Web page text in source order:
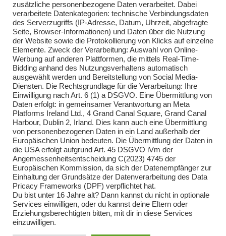
Impressum
Impressum
Kontakt
Kontakt
Brandsicherheitswache
Brandsicherheitswache
zusätzliche personenbezogene Daten verarbeitet. Dabei
verarbeitete Datenkategorien: technische Verbindungsdaten
des Serverzugriffs (IP-Adresse, Datum, Uhrzeit, abgefragte
Seite, Browser-Informationen) und Daten über die Nutzung
der Website sowie die Protokollierung von Klicks auf einzelne
Elemente. Zweck der Verarbeitung: Auswahl von Online-
Werbung auf anderen Plattformen, die mittels Real-Time-
Bidding anhand des Nutzungsverhaltens automatisch
ausgewählt werden und Bereitstellung von Social Media-
Diensten. Die Rechtsgrundlage für die Verarbeitung: Ihre
Einwilligung nach Art. 6 (1) a DSGVO. Eine Übermittlung von
Daten erfolgt: in gemeinsamer Verantwortung an Meta
Platforms Ireland Ltd., 4 Grand Canal Square, Grand Canal
Harbour, Dublin 2, Irland. Dies kann auch eine Übermittlung
von personenbezogenen Daten in ein Land außerhalb der
Europäischen Union bedeuten. Die Übermittlung der Daten in
die USA erfolgt aufgrund Art. 45 DSGVO iVm der
Angemessenheitsentscheidung C(2023) 4745 der
Europäischen Kommission, da sich der Datenempfänger zur
Einhaltung der Grundsätze der Datenverarbeitung des Data
Pricacy Frameworks (DPF) verpflichtet hat.
Du bist unter 16 Jahre alt? Dann kannst du nicht in optionale
Services einwilligen, oder du kannst deine Eltern oder
Erziehungsberechtigten bitten, mit dir in diese Services
einzuwilligen.